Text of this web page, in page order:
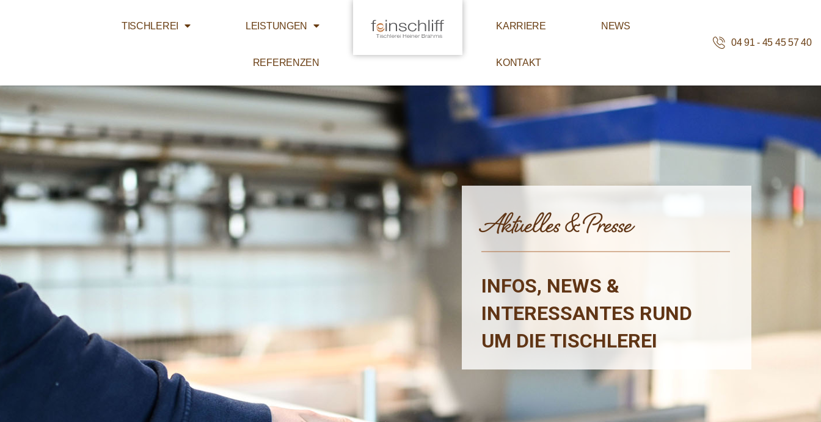
TISCHLEREI LEISTUNGEN
REFERENZEN
KARRIERE NEWS
KONTAKT
04 91 - 45 45 57 40
INFOS, NEWS &
INTERESSANTES RUND
UM DIE TISCHLEREI
Aktuelles & Presse